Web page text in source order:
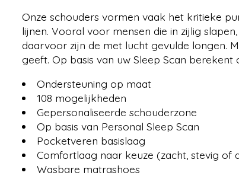
Onze schouders vormen vaak het kritieke
lijnen. Vooral voor mensen die in zijlig
daarvoor zijn de met lucht gevulde longen.
geeft. Op basis van uw Sleep Scan
Ondersteuning op maat
108 mogelijkheden
Gepersonaliseerde schouderzone
Op basis van Personal Sleep Scan
Pocketveren basislaag
Comfortlaag naar keuze (zacht, stevig of
Wasbare matrashoes